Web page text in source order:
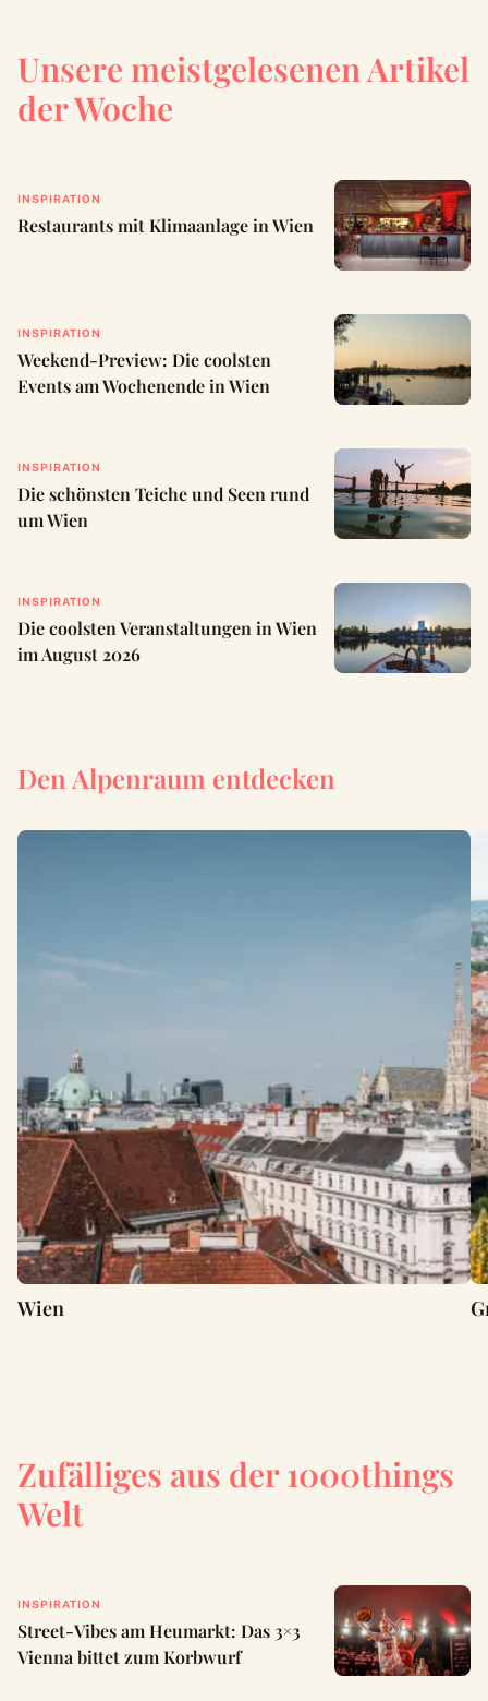
Unsere meistgelesenen Artikel
der Woche
INSPIRATION
Restaurants mit Klimaanlage in Wien
INSPIRATION
Weekend-Preview: Die coolsten
Events am Wochenende in Wien
INSPIRATION
Die schönsten Teiche und Seen rund
um Wien
INSPIRATION
Die coolsten Veranstaltungen in Wien
im August 2026
Den Alpenraum entdecken
Wien
Zufälliges aus der 1000things
Welt
INSPIRATION
Street-Vibes am Heumarkt: Das 3×3
Vienna bittet zum Korbwurf